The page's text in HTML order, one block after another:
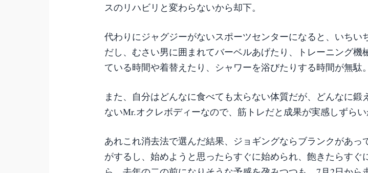
スのリハビリと変わらないから却下。
代わりにジャグジーがないスポーツセンターになると、いちい
だし、むさい男に囲まれてバーベルあげたり、トレーニング機
ている時間や着替えたり、シャワーを浴びたりする時間が無駄
また、自分はどんなに食べても太らない体質だが、どんなに鍛
ないMr.オクレボディーなので、筋トレだと成果が実感しずらい
あれこれ消去法で選んだ結果、ジョギングならブランクがあっ
がするし、始めようと思ったらすぐに始められ、飽きたらすぐ